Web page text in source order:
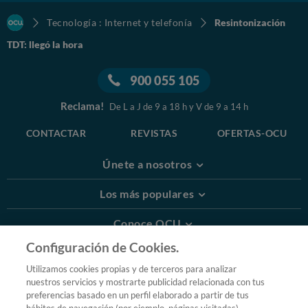
Tecnología : Internet y telefonía
Resintonización
TDT: llegó la hora
900 055 105
Reclama! De L a J de 9 a 18 h y V de 9 a 14 h
CONTACTAR REVISTAS OFERTAS-OCU
Únete a nosotros
Los más populares
Conoce OCU
Más Información
© 2026 OCU
Condiciones generales de contratación de OCU
Configuración de Cookies.
Utilizamos cookies propias y de terceros para analizar
nuestros servicios y mostrarte publicidad relacionada con tus
preferencias basado en un perfil elaborado a partir de tus